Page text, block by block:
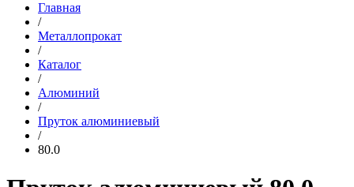
Главная
/
Металлопрокат
/
Каталог
/
Алюминий
/
Пруток алюминиевый
/
80.0